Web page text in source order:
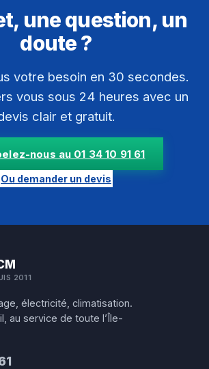
une question, un
doute ?
votre besoin en 30 secondes.
vous sous 24 heures avec un
clair et gratuit.
nous au 01 34 10 91 61
Ou demander un devis
2011
électricité, climatisation.
au service de toute l’Île-